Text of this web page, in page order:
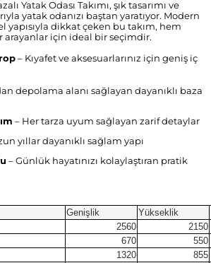
Yatak Odası Takımı, şık tasarımı ve
yatak odanızı baştan yaratıyor. Modern
yapısıyla dikkat çeken bu takım, hem
arayanlar için ideal bir seçimdir.
– Kıyafet ve aksesuarlarınız için geniş iç
depolama alanı sağlayan dayanıklı baza
– Her tarza uyum sağlayan zarif detaylar
yıllar dayanıklı sağlam yapı
– Günlük hayatınızı kolaylaştıran pratik
Genişlik Yükseklik
2560
2150
670
550
1320
855